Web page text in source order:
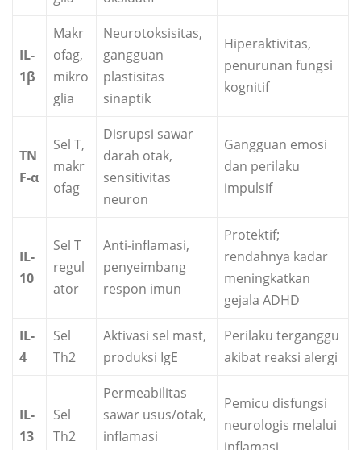
IL-
1β
Makr
ofag,
mikro
glia
Neurotoksisitas,
gangguan
plastisitas
sinaptik
Hiperaktivitas,
penurunan fungsi
kognitif
TN
F-α
Sel T,
makr
ofag
Disrupsi sawar
darah otak,
sensitivitas
neuron
Gangguan emosi
dan perilaku
impulsif
IL-
10
Sel T
regul
ator
Anti-inflamasi,
penyeimbang
respon imun
Protektif;
rendahnya kadar
meningkatkan
gejala ADHD
IL-
4
Sel
Th2
Aktivasi sel mast,
produksi IgE
Perilaku terganggu
akibat reaksi alergi
IL-
13
Sel
Th2
Permeabilitas
sawar usus/otak,
inflamasi
Pemicu disfungsi
neurologis melalui